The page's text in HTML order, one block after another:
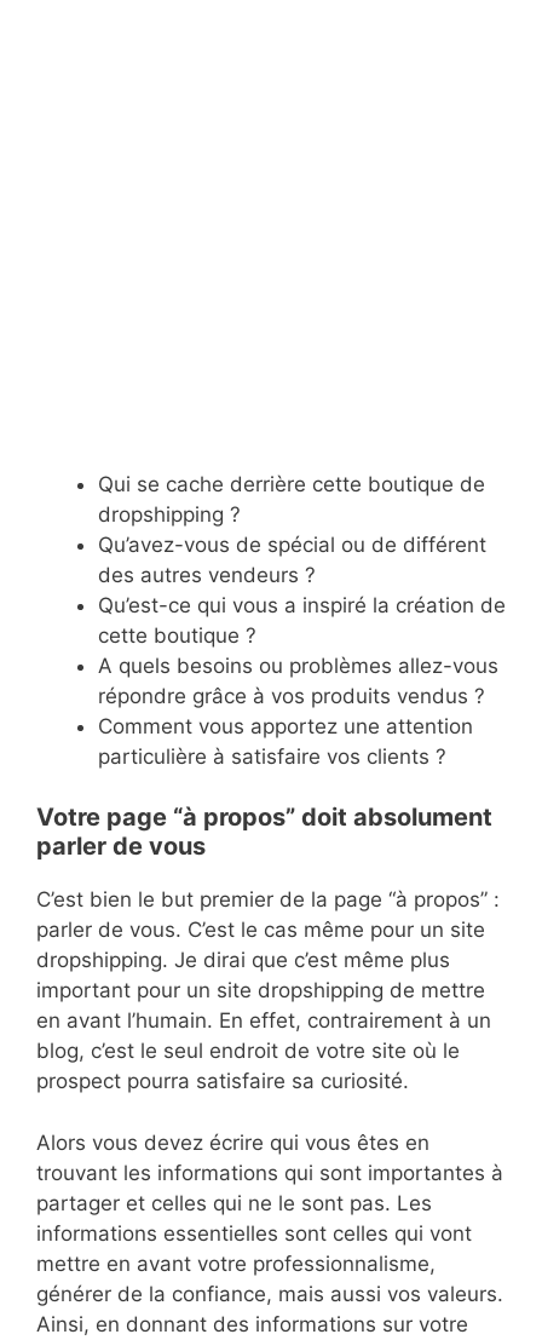
Qui se cache derrière cette boutique de
dropshipping ?
Qu’avez-vous de spécial ou de différent
des autres vendeurs ?
Qu’est-ce qui vous a inspiré la création de
cette boutique ?
A quels besoins ou problèmes allez-vous
répondre grâce à vos produits vendus ?
Comment vous apportez une attention
particulière à satisfaire vos clients ?
Votre page “à propos” doit absolument
parler de vous
C’est bien le but premier de la page “à propos” :
parler de vous. C’est le cas même pour un site
dropshipping. Je dirai que c’est même plus
important pour un site dropshipping de mettre
en avant l’humain. En effet, contrairement à un
blog, c’est le seul endroit de votre site où le
prospect pourra satisfaire sa curiosité.
Alors vous devez écrire qui vous êtes en
trouvant les informations qui sont importantes à
partager et celles qui ne le sont pas. Les
informations essentielles sont celles qui vont
mettre en avant votre professionnalisme,
générer de la confiance, mais aussi vos valeurs.
Ainsi, en donnant des informations sur votre